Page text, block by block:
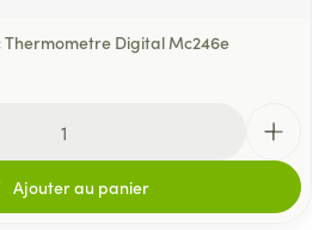
Thermometre Digital Mc246e
Ajouter au panier